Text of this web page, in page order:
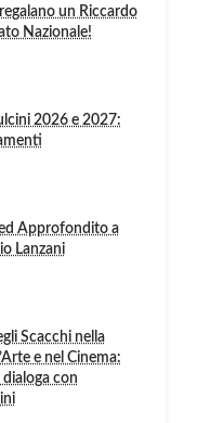
un Riccardo
Nazionale!
2026 e 2027:
Approfondito a
Lanzani
Scacchi nella
e nel Cinema:
con